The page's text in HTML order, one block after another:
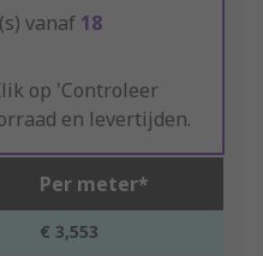
vanaf 18
op 'Controleer
en levertijden.
Per meter*
€ 3,553